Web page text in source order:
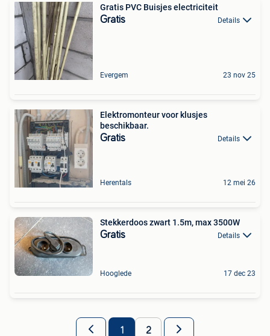
Gratis PVC Buisjes electriciteit
Gratis Details
Evergem 23 nov 25
Elektromonteur voor klusjes
beschikbaar.
Gratis Details
Herentals 12 mei 26
Stekkerdoos zwart 1.5m, max 3500W
Gratis Details
Hooglede 17 dec 23
1 2